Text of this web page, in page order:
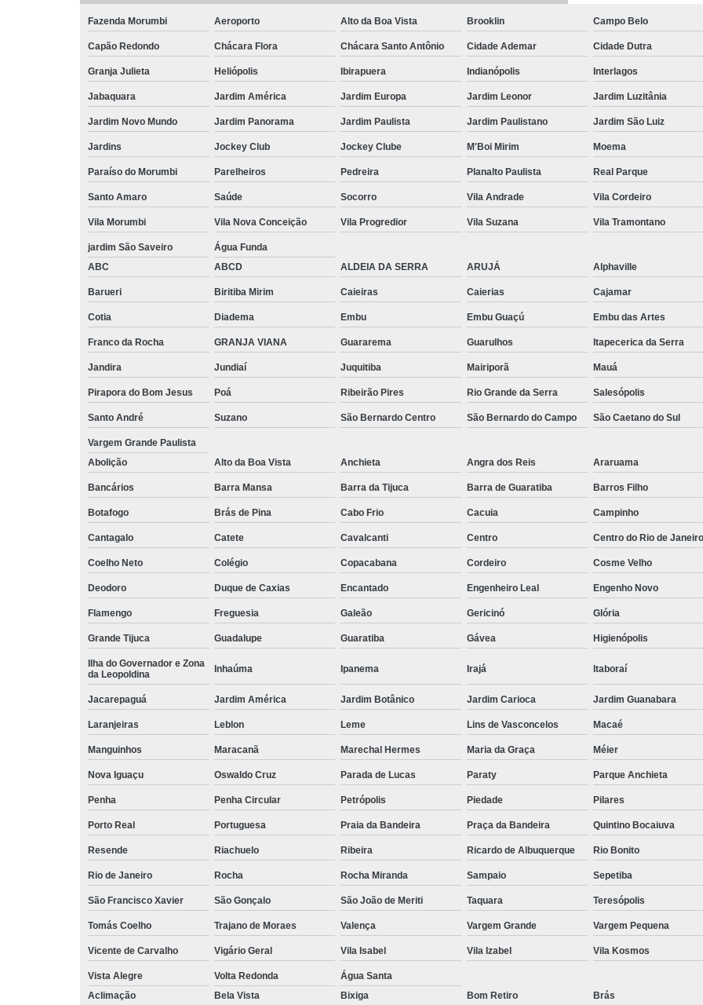
Rack Servidor
Rack Servidor Refrigerado
Rack Data
Rack Data Center
Rack Metálico de Data
Rack Metálico
Rack Servidor Data
Régua de 8
Régua de Energia 8
Régua de Tomadas
Régua de Tomadas 32
Régua de Tomadas para
Régua de
Régua de Tomadas
Pdu Régua de
Régua Pdu Gerenciável
Régua Tomada Pdu
Suporte para Monitor
Suporte para
Suporte para
Suporte para Monitor para
Suporte para Monitor para
Fazenda Morumbi Aeroporto Alto da Boa Vista Brooklin Campo Belo
Capão Redondo Chácara Flora Chácara Santo Antônio Cidade Ademar Cidade Dutra
Granja Julieta Heliópolis Ibirapuera Indianópolis Interlagos
Jabaquara Jardim América Jardim Europa Jardim Leonor Jardim Luzitânia
Jardim Novo Mundo Jardim Panorama Jardim Paulista Jardim Paulistano Jardim São Luiz
Jardins Jockey Club Jockey Clube M'Boi Mirim Moema
Paraíso do Morumbi Parelheiros Pedreira Planalto Paulista Real Parque
Santo Amaro Saúde Socorro Vila Andrade Vila Cordeiro
Vila Morumbi Vila Nova Conceição Vila Progredior Vila Suzana Vila Tramontano
jardim São Saveiro
Água Funda
ABC
ABCD ALDEIA DA SERRA ARUJÁ Alphaville
Barueri Biritiba Mirim Caieiras Caierias Cajamar
Cotia Diadema Embu Embu Guaçú Embu das Artes
Franco da Rocha GRANJA VIANA Guararema Guarulhos Itapecerica da Serra
Jandira Jundiaí Juquitiba Mairiporã Mauá
Pirapora do Bom Jesus Poá Ribeirão Pires Rio Grande da Serra Salesópolis
Santo André Suzano São Bernardo Centro São Bernardo do Campo São Caetano do Sul
Vargem Grande Paulista
Abolição
Alto da Boa Vista Anchieta Angra dos Reis Araruama
Bancários Barra Mansa Barra da Tijuca Barra de Guaratiba Barros Filho
Botafogo Brás de Pina Cabo Frio Cacuia Campinho
Cantagalo Catete Cavalcanti Centro Centro do Rio de Janeiro
Coelho Neto Colégio Copacabana Cordeiro Cosme Velho
Deodoro Duque de Caxias Encantado Engenheiro Leal Engenho Novo
Flamengo Freguesia Galeão Gericinó Glória
Grande Tijuca Guadalupe Guaratiba Gávea Higienópolis
Ilha do Governador e Zona
da Leopoldina
Inhaúma Ipanema Irajá Itaboraí
Jacarepaguá Jardim América Jardim Botânico Jardim Carioca Jardim Guanabara
Laranjeiras Leblon Leme Lins de Vasconcelos Macaé
Manguinhos Maracanã Marechal Hermes Maria da Graça Méier
Nova Iguaçu Oswaldo Cruz Parada de Lucas Paraty Parque Anchieta
Penha Penha Circular Petrópolis Piedade Pilares
Porto Real Portuguesa Praia da Bandeira Praça da Bandeira Quintino Bocaiuva
Resende Riachuelo Ribeira Ricardo de Albuquerque Rio Bonito
Rio de Janeiro Rocha Rocha Miranda Sampaio Sepetiba
São Francisco Xavier São Gonçalo São João de Meriti Taquara Teresópolis
Tomás Coelho Trajano de Moraes Valença Vargem Grande Vargem Pequena
Vicente de Carvalho Vigário Geral Vila Isabel Vila Izabel Vila Kosmos
Vista Alegre Volta Redonda
Água Santa
Aclimação
Bela Vista Bixiga Bom Retiro Brás